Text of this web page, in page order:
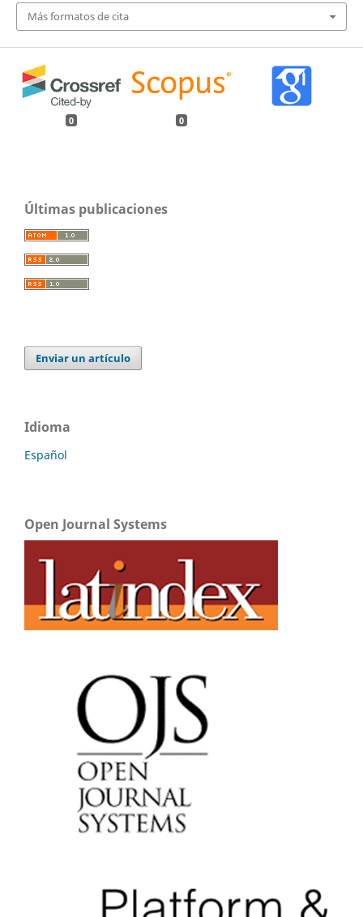
Más formatos de cita
0 0
Últimas publicaciones
Enviar un artículo
Idioma
Español
Open Journal Systems